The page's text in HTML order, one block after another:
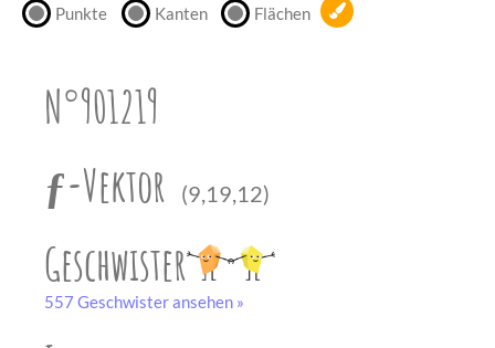
Punkte Kanten Flächen
N°901219
ƒ-Vektor
(9,19,12)
Geschwister
557 Geschwister ansehen »
unserem